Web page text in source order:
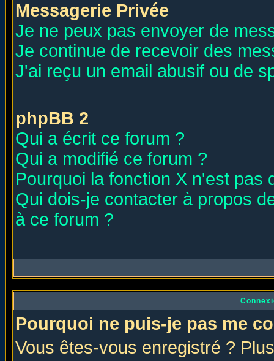
Messagerie Privée
Je ne peux pas envoyer de
Je continue de recevoir des
J'ai reçu un email abusif ou de
phpBB 2
Qui a écrit ce forum ?
Qui a modifié ce forum ?
Pourquoi la fonction X n'est pas
Qui dois-je contacter à propos
à ce forum ?
Pourquoi ne puis-je pas me
Vous êtes-vous enregistré ?